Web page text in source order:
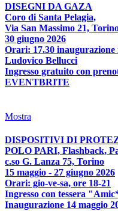
DISEGNI DA GAZA
Coro di Santa Pelagia,
Via San Massimo 21,
30 giugno 2026
Orari: 17.30
Ludovico Bellucci
Ingresso gratuito con
EVENTBRITE
Mostra
DISPOSITIVI DI
POLO PARI, Flashback,
c.so G. Lanza 75, Torino
15 maggio - 27 giugno 2026
Orari: gio-ve-sa, ore 18-21
Ingresso con tessera
Inaugurazione 14 maggio